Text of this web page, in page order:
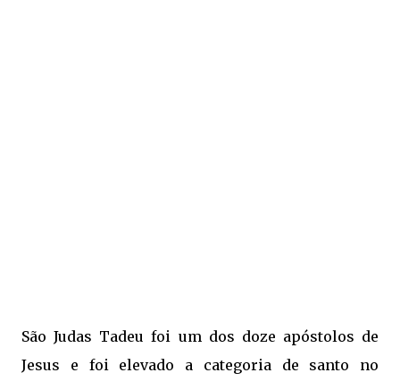
São Judas Tadeu foi um dos doze apóstolos de
Jesus e foi elevado a categoria de santo no